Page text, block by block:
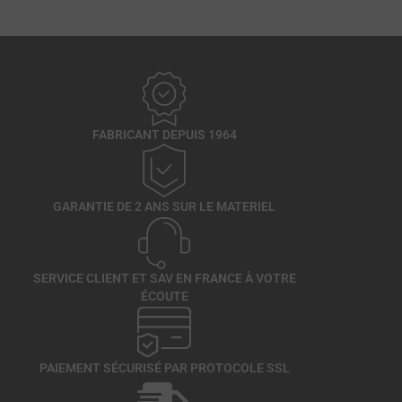
FABRICANT DEPUIS 1964
GARANTIE DE 2 ANS SUR LE MATERIEL
SERVICE CLIENT ET SAV EN FRANCE À VOTRE
ÉCOUTE
PAIEMENT SÉCURISÉ PAR PROTOCOLE SSL